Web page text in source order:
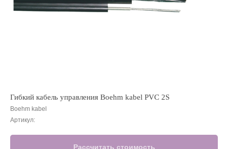
Гибкий кабель управления Boehm kabel PVC 2S
Boehm kabel
Артикул:
Рассчитать стоимость